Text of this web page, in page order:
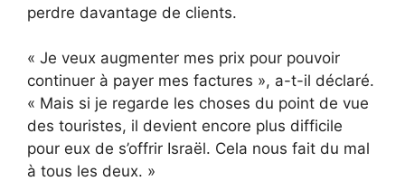
perdre davantage de clients.
« Je veux augmenter mes prix pour pouvoir
continuer à payer mes factures », a-t-il déclaré.
« Mais si je regarde les choses du point de vue
des touristes, il devient encore plus difficile
pour eux de s’offrir Israël. Cela nous fait du mal
à tous les deux. »